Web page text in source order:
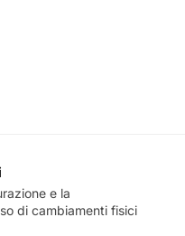
e la
di cambiamenti fisici